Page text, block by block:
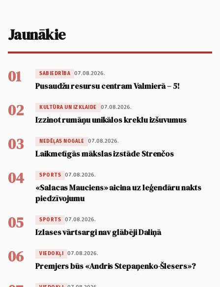
Jaunākie
01 SABIEDRĪBA 07.08.2026.
Pusaudžu resursu centram Valmierā – 5!
02 KULTŪRA UN IZKLAIDE 07.08.2026.
Izzinot rumāņu unikālos kreklu izšuvumus
03 NEDĒĻAS NOGALE 07.08.2026.
Laikmetīgās mākslas izstāde Strenčos
04 SPORTS 07.08.2026.
«Salacas Mauciens» aicina uz leģendāru nakts
piedzīvojumu
05 SPORTS 07.08.2026.
Izlases vārtsargi nav glābēji Daliņā
06 VIEDOKĻI 07.08.2026.
Premjers būs «Andris Stepaņenko-Šlesers»?